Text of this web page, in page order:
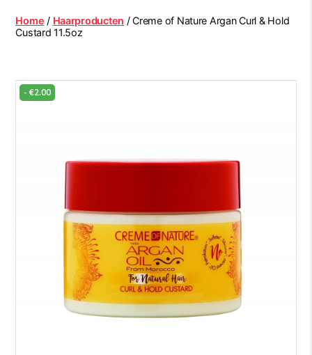
Beauty
Centre
Home / Haarproducten / Creme of Nature Argan Curl & Hold
Custard 11.5oz
-€2.00